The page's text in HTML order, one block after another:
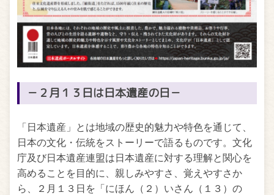
－２月１３日は日本遺産の日－
「日本遺産」とは地域の歴史的魅力や特色を通じて、
日本の文化・伝統をストーリーで語るものです。文化
庁及び日本遺産連盟は日本遺産に対する理解と関心を
高めることを目的に、親しみやすさ、覚えやすさか
ら、２月１３日を「にほん（２）いさん（１３）の